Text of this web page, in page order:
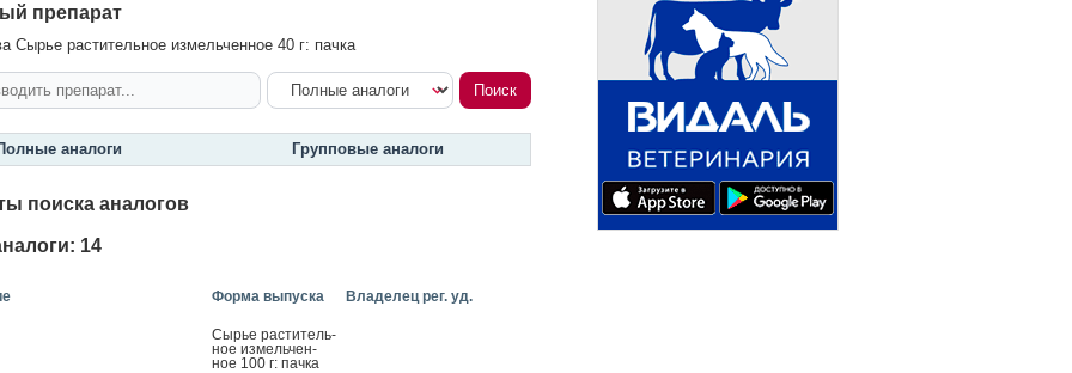
препарат
Сырье растительное измельченное 40 г: пачка
аналоги Групповые аналоги
поиска аналогов
14
Форма выпуска Владелец рег. уд.
Сырье рас­ти­тель­
ное из­мель­чен­
ное 100 г: пач­ка